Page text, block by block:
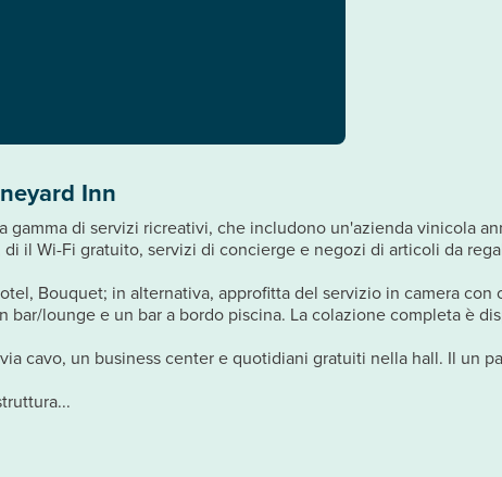
Inn
di servizi ricreativi, che includono un'azienda vinicola
il Wi-Fi gratuito, servizi di concierge e negozi di articoli da
Bouquet; in alternativa, approfitta del servizio in camera
lounge e un bar a bordo piscina. La colazione completa è
cavo, un business center e quotidiani gratuiti nella hall. Il un